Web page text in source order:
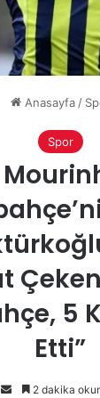
Anasayfa /
Spor
5
Etti”
Bir 2 dakika